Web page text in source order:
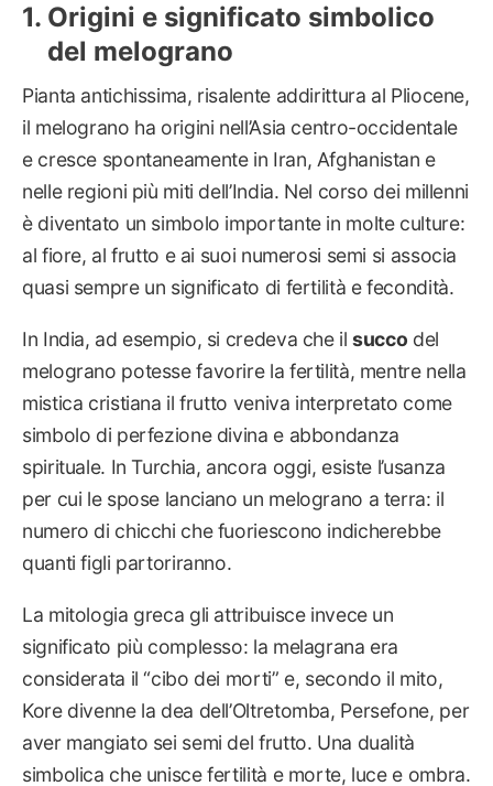
Origini e significato simbolico
del melograno
Pianta antichissima, risalente addirittura al Pliocene,
il melograno ha origini nell’Asia centro-occidentale
e cresce spontaneamente in Iran, Afghanistan e
nelle regioni più miti dell’India. Nel corso dei millenni
è diventato un simbolo importante in molte culture:
al fiore, al frutto e ai suoi numerosi semi si associa
quasi sempre un significato di fertilità e fecondità.
In India, ad esempio, si credeva che ilsucco del
melograno potesse favorire la fertilità, mentre nella
mistica cristiana il frutto veniva interpretato come
simbolo di perfezione divina e abbondanza
spirituale. In Turchia, ancora oggi, esiste l’usanza
per cui le spose lanciano un melograno a terra: il
numero di chicchi che fuoriescono indicherebbe
quanti figli partoriranno.
La mitologia greca gli attribuisce invece un
significato più complesso: la melagrana era
considerata il “cibo dei morti” e, secondo il mito,
Kore divenne la dea dell’Oltretomba, Persefone, per
aver mangiato sei semi del frutto. Una dualità
simbolica che unisce fertilità e morte, luce e ombra.